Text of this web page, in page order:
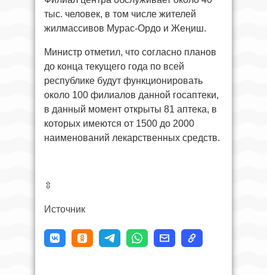
тыс. человек, в том числе жителей
жилмассивов Мурас-Ордо и Жеңиш.
Министр отметил, что согласно планов
до конца текущего года по всей
республике будут функционировать
около 100 филиалов данной госаптеки,
в данный момент открыты 81 аптека, в
которых имеются от 1500 до 2000
наименований лекарственных средств.
⇳
Источник